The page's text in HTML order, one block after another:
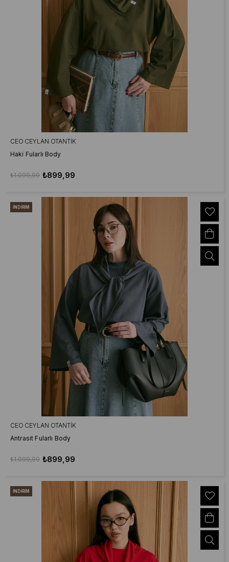
CEO CEYLAN OTANTIK
Haki Fularlı Body
₺899,99
₺1.099,99
CEO CEYLAN OTANTIK
Antrasit Fularlı Body
₺899,99
₺1.099,99
İNDIRIM
İNDIRIM